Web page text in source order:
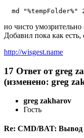
md "%tempFolder%"
но чисто
Добавил пока как
http://wisgest.name
17 Ответ отgreg
(изменено: greg
greg zakharov
Гость
Re: CMD/BAT: Вывод